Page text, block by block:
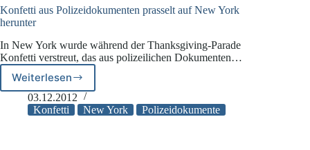
Waffenscheinbesitzer
Konfetti aus Polizeidokumenten prasselt auf New York
herunter
In New York wurde während der Thanksgiving-Parade
Konfetti verstreut, das aus polizeilichen Dokumenten…
Weiterlesen
Konfetti
aus
Polizeidokumenten
03.12.2012
Konfetti
New York Polizeidokumente